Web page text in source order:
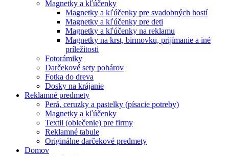
Magnetky a kľúčenky
Magnetky a kľúčenky pre svadobných hostí
Magnetky a kľúčenky pre deti
Magnetky a kľúčenky na reklamu
Magnetky na krst, birmovku, prijímanie a iné
príležitosti
Fotorámiky
Darčekové sety pohárov
Fotka do dreva
Dosky na krájanie
Reklamné predmety
Perá, ceruzky a pastelky (písacie potreby)
Magnetky a kľúčenky
Textil (oblečenie) pre firmy
Reklamné tabule
Originálne darčekové predmety
Domov